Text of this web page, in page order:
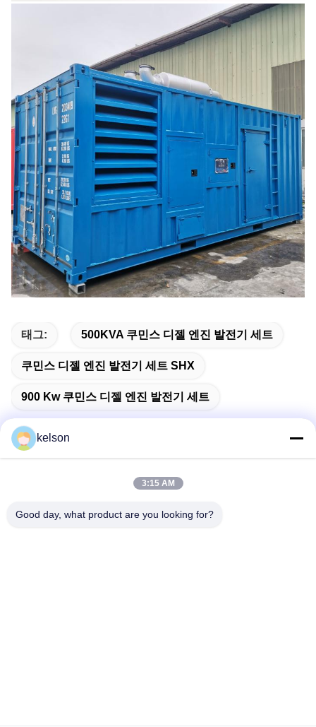
태그: 500KVA 쿠민스 디젤 엔진 발전기 세트
쿠민스 디젤 엔진 발전기 세트 SHX
900 Kw 쿠민스 디젤 엔진 발전기 세트
주소
kelson
3:15 AM
Good day, what product are you looking for?